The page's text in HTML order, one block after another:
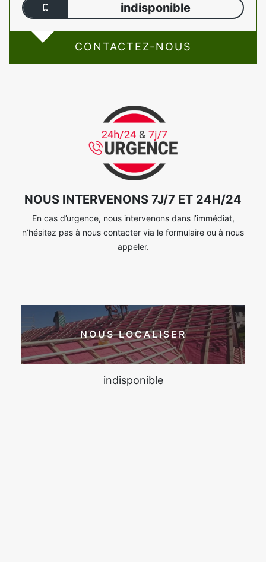
indisponible
CONTACTEZ-NOUS
NOUS INTERVENONS 7J/7 ET 24H/24
En cas d’urgence, nous intervenons dans l’immédiat,
n’hésitez pas à nous contacter via le formulaire ou à nous
appeler.
NOUS LOCALISER
indisponible